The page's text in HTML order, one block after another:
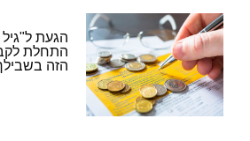
הגעת ל"גיל
התחלת
הזה